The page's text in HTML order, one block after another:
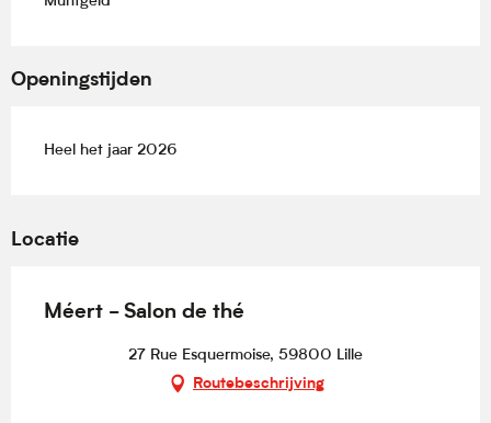
Openingstijden
Heel het jaar 2026
Locatie
Méert - Salon de thé
27 Rue Esquermoise, 59800 Lille
Routebeschrijving